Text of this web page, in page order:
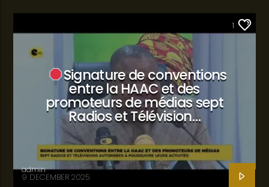
1
Signature de conventions
entre la HAAC et des
promoteurs de médias sept
Radios et Télévision…
admin
9 DECEMBER 2025